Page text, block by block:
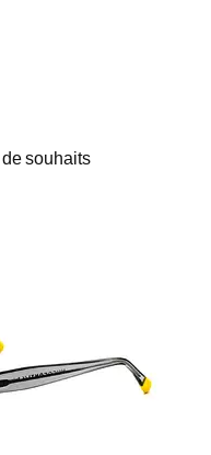
souhaits